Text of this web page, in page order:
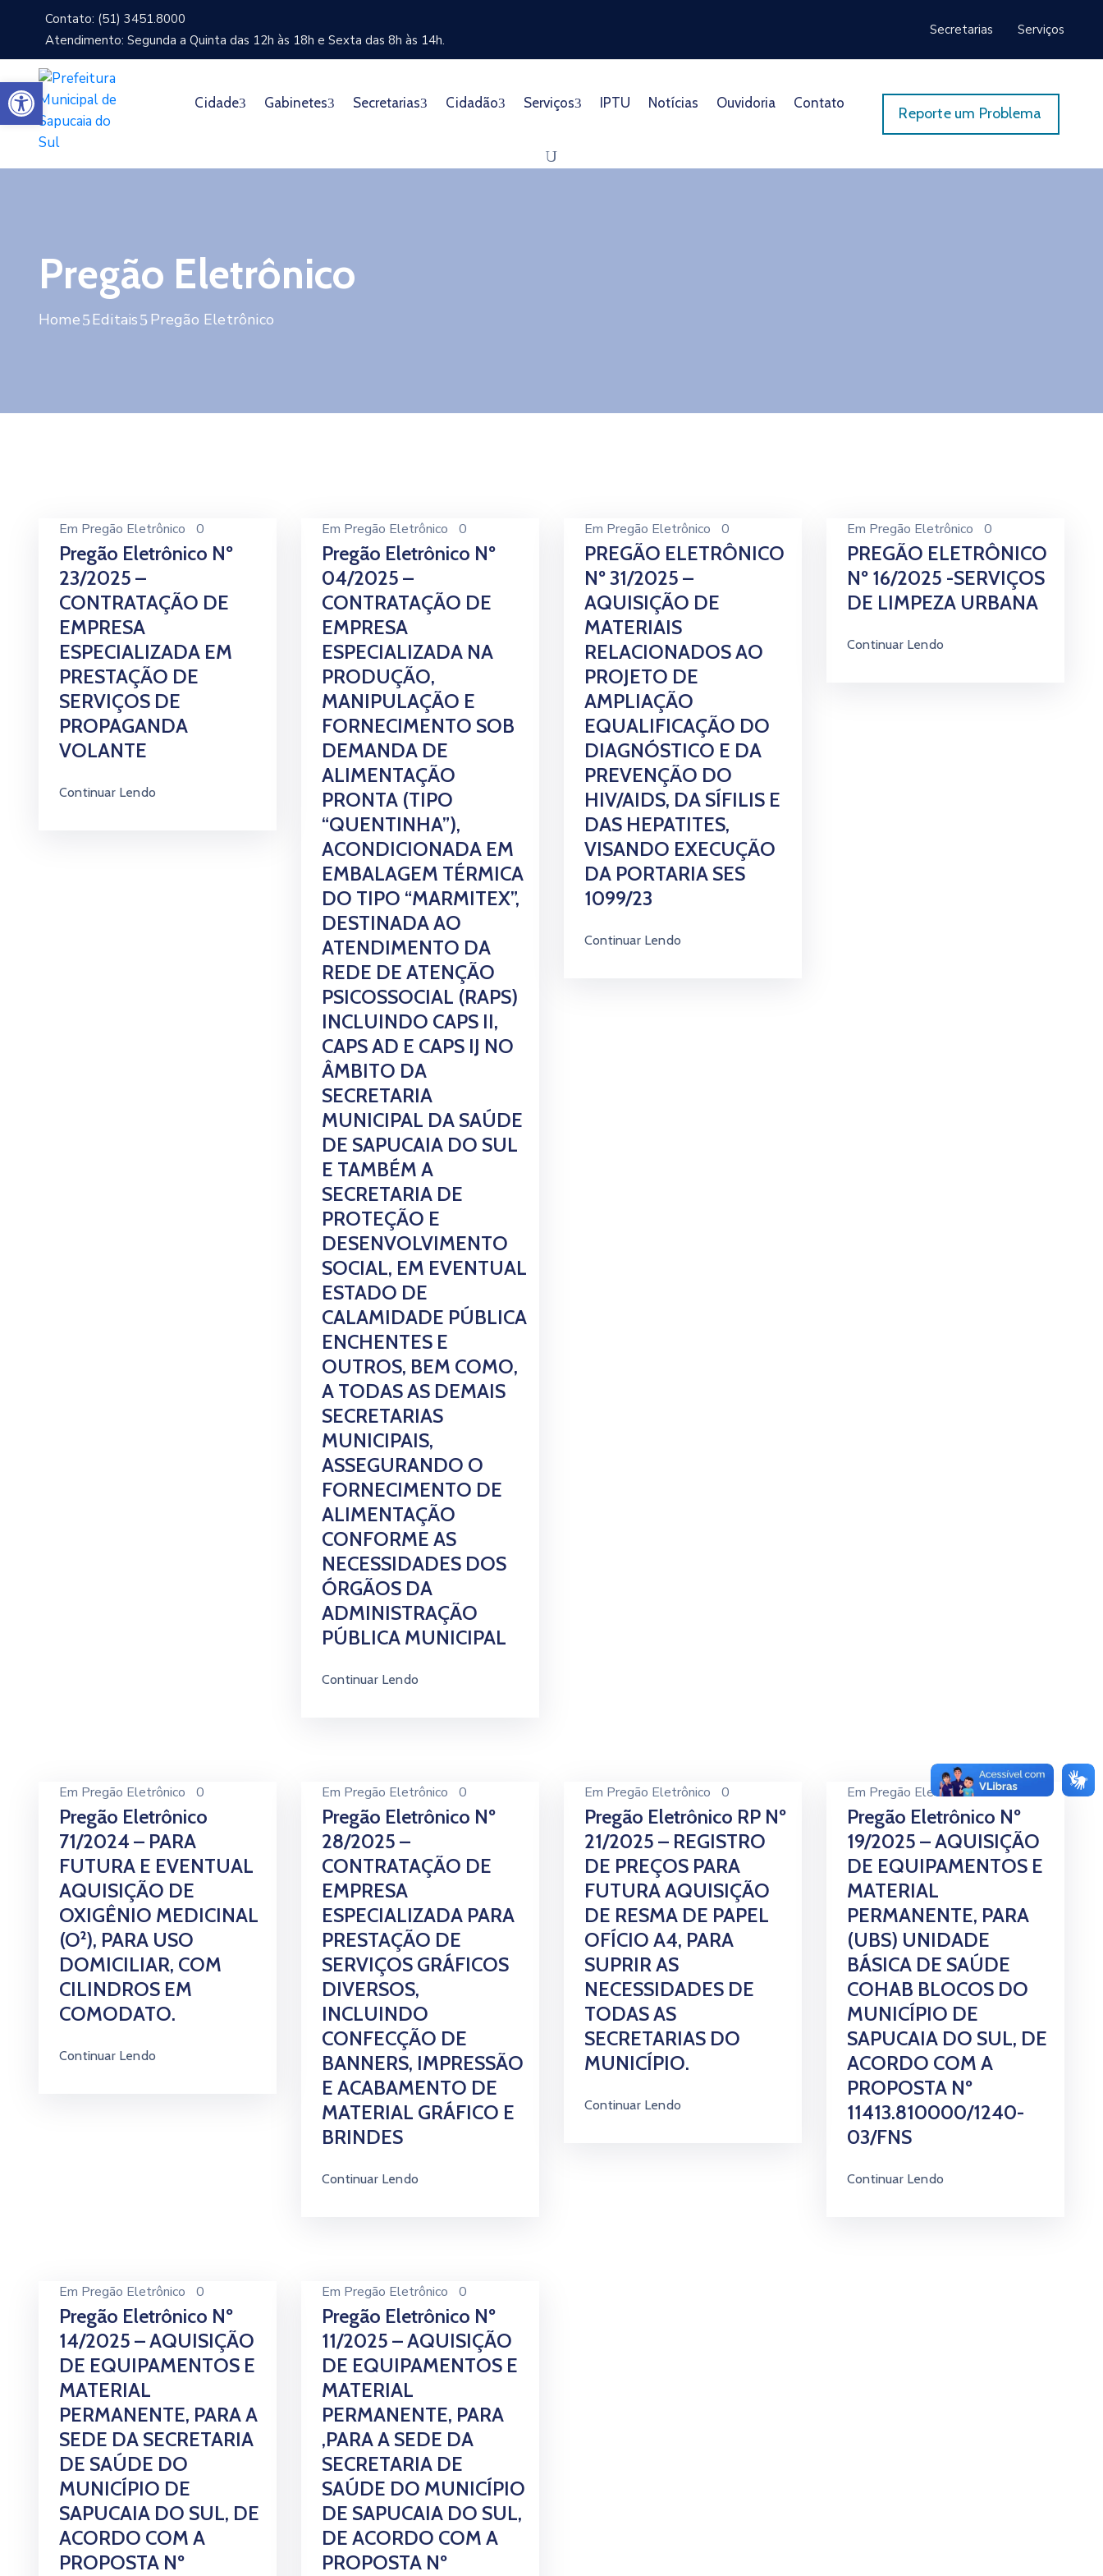
Contato: (51) 3451.8000
Atendimento: Segunda a Quinta das 12h às 18h e Sexta das 8h às 14h.
Secretarias Serviços
Cidade Gabinetes Secretarias Cidadão Serviços IPTU Notícias Ouvidoria Contato
Reporte um Problema
Pregão Eletrônico
Home Editais Pregão Eletrônico
Em Pregão Eletrônico 0
Pregão Eletrônico Nº
23/2025 –
CONTRATAÇÃO DE
EMPRESA
ESPECIALIZADA EM
PRESTAÇÃO DE
SERVIÇOS DE
PROPAGANDA
VOLANTE
Continuar Lendo
Em Pregão Eletrônico 0
Pregão Eletrônico Nº
04/2025 –
CONTRATAÇÃO DE
EMPRESA
ESPECIALIZADA NA
PRODUÇÃO,
MANIPULAÇÃO E
FORNECIMENTO SOB
DEMANDA DE
ALIMENTAÇÃO
PRONTA (TIPO
“QUENTINHA”),
ACONDICIONADA EM
EMBALAGEM TÉRMICA
DO TIPO “MARMITEX”,
DESTINADA AO
ATENDIMENTO DA
REDE DE ATENÇÃO
PSICOSSOCIAL (RAPS)
INCLUINDO CAPS II,
CAPS AD E CAPS IJ NO
ÂMBITO DA
SECRETARIA
MUNICIPAL DA SAÚDE
DE SAPUCAIA DO SUL
E TAMBÉM A
SECRETARIA DE
PROTEÇÃO E
DESENVOLVIMENTO
SOCIAL, EM EVENTUAL
ESTADO DE
CALAMIDADE PÚBLICA
ENCHENTES E
OUTROS, BEM COMO,
A TODAS AS DEMAIS
SECRETARIAS
MUNICIPAIS,
ASSEGURANDO O
FORNECIMENTO DE
ALIMENTAÇÃO
CONFORME AS
NECESSIDADES DOS
ÓRGÃOS DA
ADMINISTRAÇÃO
PÚBLICA MUNICIPAL
Continuar Lendo
Em Pregão Eletrônico 0
PREGÃO ELETRÔNICO
Nº 31/2025 –
AQUISIÇÃO DE
MATERIAIS
RELACIONADOS AO
PROJETO DE
AMPLIAÇÃO
EQUALIFICAÇÃO DO
DIAGNÓSTICO E DA
PREVENÇÃO DO
HIV/AIDS, DA SÍFILIS E
DAS HEPATITES,
VISANDO EXECUÇÃO
DA PORTARIA SES
1099/23
Continuar Lendo
Em Pregão Eletrônico 0
PREGÃO ELETRÔNICO
Nº 16/2025 -SERVIÇOS
DE LIMPEZA URBANA
Continuar Lendo
Em Pregão Eletrônico 0
Pregão Eletrônico
71/2024 – PARA
FUTURA E EVENTUAL
AQUISIÇÃO DE
OXIGÊNIO MEDICINAL
(O²), PARA USO
DOMICILIAR, COM
CILINDROS EM
COMODATO.
Continuar Lendo
Em Pregão Eletrônico 0
Pregão Eletrônico Nº
28/2025 –
CONTRATAÇÃO DE
EMPRESA
ESPECIALIZADA PARA
PRESTAÇÃO DE
SERVIÇOS GRÁFICOS
DIVERSOS,
INCLUINDO
CONFECÇÃO DE
BANNERS, IMPRESSÃO
E ACABAMENTO DE
MATERIAL GRÁFICO E
BRINDES
Continuar Lendo
Em Pregão Eletrônico 0
Pregão Eletrônico RP Nº
21/2025 – REGISTRO
DE PREÇOS PARA
FUTURA AQUISIÇÃO
DE RESMA DE PAPEL
OFÍCIO A4, PARA
SUPRIR AS
NECESSIDADES DE
TODAS AS
SECRETARIAS DO
MUNICÍPIO.
Continuar Lendo
Em Pregão Eletrônico 0
Pregão Eletrônico Nº
19/2025 – AQUISIÇÃO
DE EQUIPAMENTOS E
MATERIAL
PERMANENTE, PARA
(UBS) UNIDADE
BÁSICA DE SAÚDE
COHAB BLOCOS DO
MUNICÍPIO DE
SAPUCAIA DO SUL, DE
ACORDO COM A
PROPOSTA Nº
11413.810000/1240-
03/FNS
Continuar Lendo
Em Pregão Eletrônico 0
Pregão Eletrônico Nº
14/2025 – AQUISIÇÃO
DE EQUIPAMENTOS E
MATERIAL
PERMANENTE, PARA A
SEDE DA SECRETARIA
DE SAÚDE DO
MUNICÍPIO DE
SAPUCAIA DO SUL, DE
ACORDO COM A
PROPOSTA Nº
Em Pregão Eletrônico 0
Pregão Eletrônico Nº
11/2025 – AQUISIÇÃO
DE EQUIPAMENTOS E
MATERIAL
PERMANENTE, PARA
,PARA A SEDE DA
SECRETARIA DE
SAÚDE DO MUNICÍPIO
DE SAPUCAIA DO SUL,
DE ACORDO COM A
PROPOSTA Nº
Abrir a barra de ferramentas